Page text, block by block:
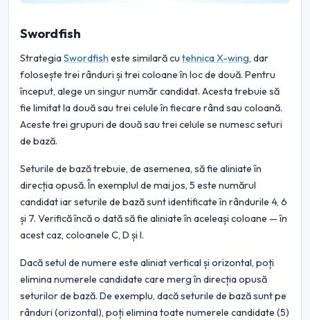
Swordfish
StrategiaSwordfish este similară cu tehnica X-wing, dar
folosește trei rânduri și trei coloane în loc de două. Pentru
început, alege un singur număr candidat. Acesta trebuie să
fie limitat la două sau trei celule în fiecare rând sau coloană.
Aceste trei grupuri de două sau trei celule se numesc seturi
de bază.
Seturile de bază trebuie, de asemenea, să fie aliniate în
direcția opusă. În exemplul de mai jos, 5 este numărul
candidat iar seturile de bază sunt identificate în rândurile 4, 6
și 7. Verifică încă o dată să fie aliniate în aceleași coloane — în
acest caz, coloanele C, D și I.
Dacă setul de numere este aliniat vertical și orizontal, poți
elimina numerele candidate care merg în direcția opusă
seturilor de bază. De exemplu, dacă seturile de bază sunt pe
rânduri (orizontal), poți elimina toate numerele candidate (5)